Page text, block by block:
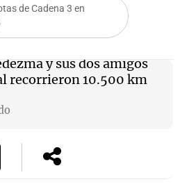
de Cadena 3 en
y sus dos amigos
recorrieron 10.500 km
Notas